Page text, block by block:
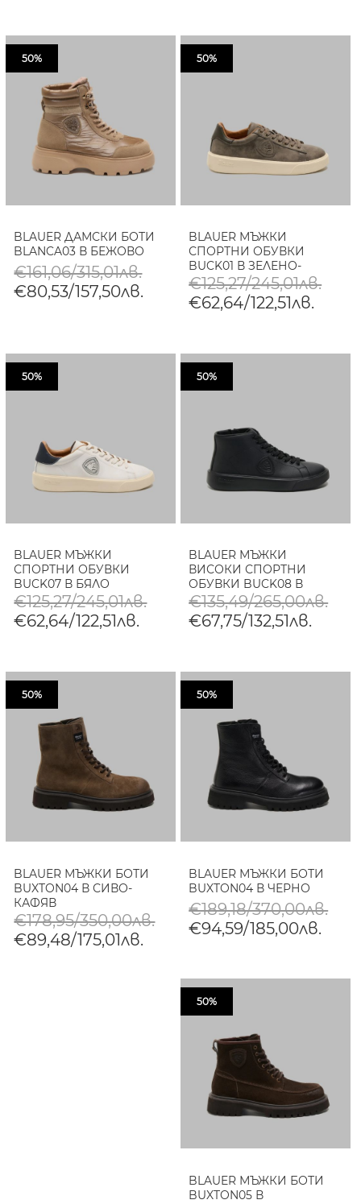
50%
BLAUER ДАМСКИ БОТИ
BLANCA03 В БЕЖОВО
€161,06/315,01лв.
€80,53/157,50лв.
50%
BLAUER МЪЖКИ
СПОРТНИ ОБУВКИ
BUCK01 В ЗЕЛЕНО-
КАФЯВО
€125,27/245,01лв.
€62,64/122,51лв.
50%
BLAUER МЪЖКИ
СПОРТНИ ОБУВКИ
BUCK07 В БЯЛО
€125,27/245,01лв.
€62,64/122,51лв.
50%
BLAUER МЪЖКИ
ВИСОКИ СПОРТНИ
ОБУВКИ BUCK08 В
ЧЕРНО
€135,49/265,00лв.
€67,75/132,51лв.
50%
BLAUER МЪЖКИ БОТИ
BUXTON04 В СИВО-
КАФЯВ
€178,95/350,00лв.
€89,48/175,01лв.
50%
BLAUER МЪЖКИ БОТИ
BUXTON04 В ЧЕРНО
€189,18/370,00лв.
€94,59/185,00лв.
50%
BLAUER МЪЖКИ БОТИ
BUXTON05 В